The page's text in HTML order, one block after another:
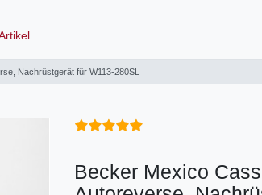
Nachrüstgerät für W113-280SL
Becker Mexico